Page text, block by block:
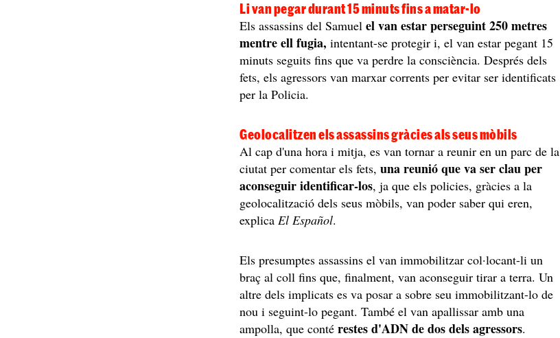
Li van pegar durant 15 minuts fins a matar-lo
Els assassins del Samuelel van estar perseguint 250 metres
mentre ell fugia, intentant-se protegir i, el van estar pegant 15
minuts seguits fins que va perdre la consciència. Després dels
fets, els agressors van marxar corrents per evitar ser identificats
per la Policia.
Geolocalitzen els assassins gràcies als seus mòbils
Al cap d'una hora i mitja, es van tornar a reunir en un parc de la
ciutat per comentar els fets,una reunió que va ser clau per
aconseguir identificar-los, ja que els policies, gràcies a la
geolocalització dels seus mòbils, van poder saber qui eren,
explica El Español.
Els presumptes assassins el van immobilitzar col·locant-li un
braç al coll fins que, finalment, van aconseguir tirar a terra. Un
altre dels implicats es va posar a sobre seu immobilitzant-lo de
nou i seguint-lo pegant. També el van apallissar amb una
ampolla, que conté restes d'ADN de dos dels agressors.